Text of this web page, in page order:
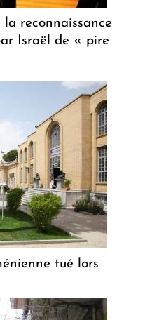
reconnaissance
Israël de « pire
tué lors